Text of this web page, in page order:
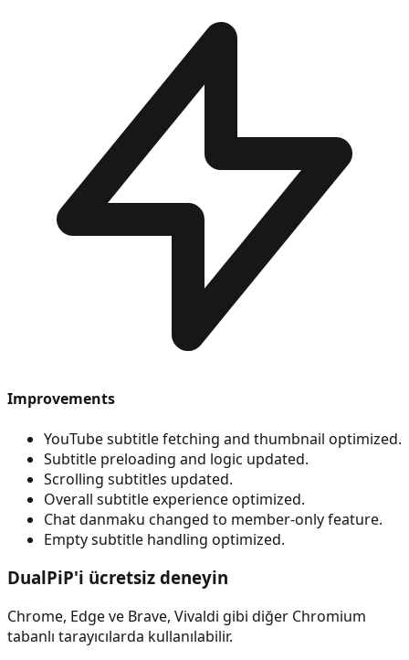
Improvements
YouTube subtitle fetching and thumbnail optimized.
Subtitle preloading and logic updated.
Scrolling subtitles updated.
Overall subtitle experience optimized.
Chat danmaku changed to member-only feature.
Empty subtitle handling optimized.
DualPiP'i ücretsiz deneyin
Chrome, Edge ve Brave, Vivaldi gibi diğer Chromium
tabanlı tarayıcılarda kullanılabilir.